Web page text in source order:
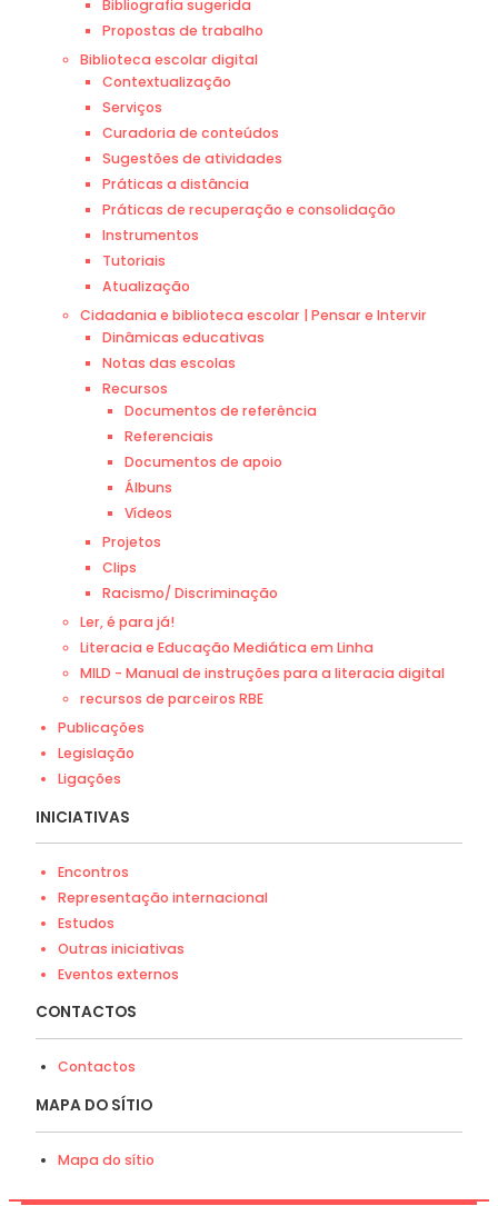
Bibliografia sugerida
Propostas de trabalho
Biblioteca escolar digital
Contextualização
Serviços
Curadoria de conteúdos
Sugestões de atividades
Práticas a distância
Práticas de recuperação e consolidação
Instrumentos
Tutoriais
Atualização
Cidadania e biblioteca escolar | Pensar e Intervir
Dinâmicas educativas
Notas das escolas
Recursos
Documentos de referência
Referenciais
Documentos de apoio
Álbuns
Vídeos
Projetos
Clips
Racismo/ Discriminação
Ler, é para já!
Literacia e Educação Mediática em Linha
MILD - Manual de instruções para a literacia digital
recursos de parceiros RBE
Publicações
Legislação
Ligações
INICIATIVAS
Encontros
Representação internacional
Estudos
Outras iniciativas
Eventos externos
CONTACTOS
Contactos
MAPA DO SÍTIO
Mapa do sítio